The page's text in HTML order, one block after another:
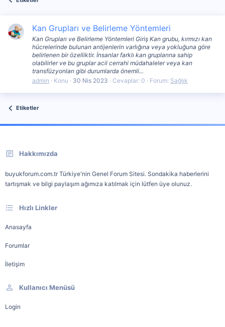
Kan Grupları ve Belirleme Yöntemleri
Kan Grupları ve Belirleme Yöntemleri Giriş Kan grubu, kırmızı kan
hücrelerinde bulunan antijenlerin varlığına veya yokluğuna göre
belirlenen bir özelliktir. İnsanlar farklı kan gruplarına sahip
olabilirler ve bu gruplar acil cerrahi müdahaleler veya kan
transfüzyonları gibi durumlarda önemli...
admin
Konu 30 Nis 2023 Cevaplar: 0 Forum: Sağlık
Etiketler
Hakkımızda
buyukforum.com.tr Türkiye'nin Genel Forum Sitesi. Sondakika haberlerini
tartışmak ve bilgi paylaşım ağımıza katılmak için lütfen üye olunuz.
Hızlı Linkler
Anasayfa
Forumlar
İletişim
Kullanıcı Menüsü
Login